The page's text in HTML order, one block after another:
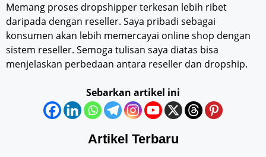
Memang proses dropshipper terkesan lebih ribet
daripada dengan reseller. Saya pribadi sebagai
konsumen akan lebih memercayai online shop dengan
sistem reseller. Semoga tulisan saya diatas bisa
menjelaskan perbedaan antara reseller dan dropship.
Sebarkan artikel ini
Artikel Terbaru